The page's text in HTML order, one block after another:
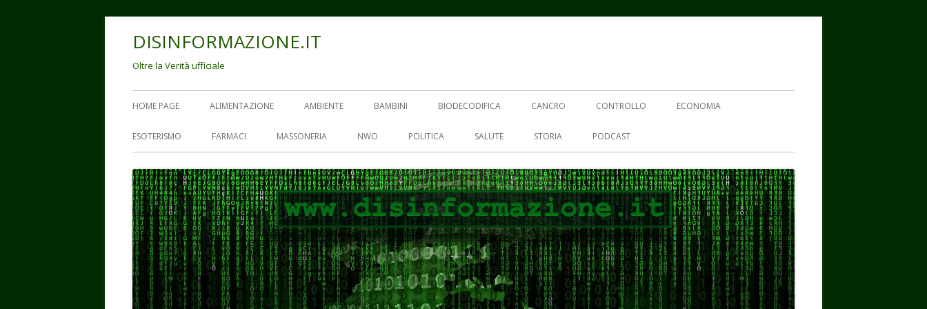
DISINFORMAZIONE.IT
Oltre la Verità ufficiale
Menu
principale
HOME PAGE ALIMENTAZIONE AMBIENTE BAMBINI BIODECODIFICA CANCRO CONTROLLO ECONOMIA
ESOTERISMO FARMACI MASSONERIA NWO POLITICA SALUTE STORIA PODCAST